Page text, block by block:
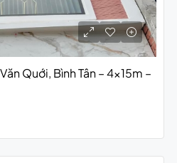
Quới, Bình Tân – 4x15m –